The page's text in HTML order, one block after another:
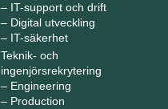
– IT-support och drift
– Digital utveckling
– IT-säkerhet
Teknik- och
ingenjörsrekrytering
– Engineering
– Production